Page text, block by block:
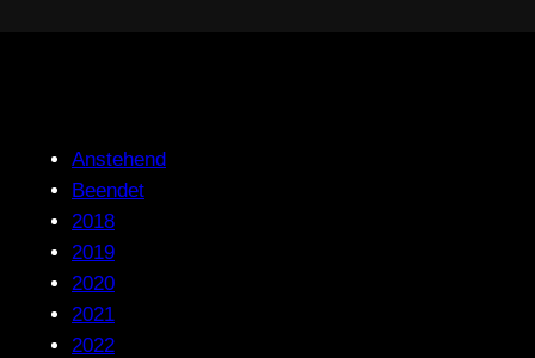
Anstehend
Beendet
2018
2019
2020
2021
2022